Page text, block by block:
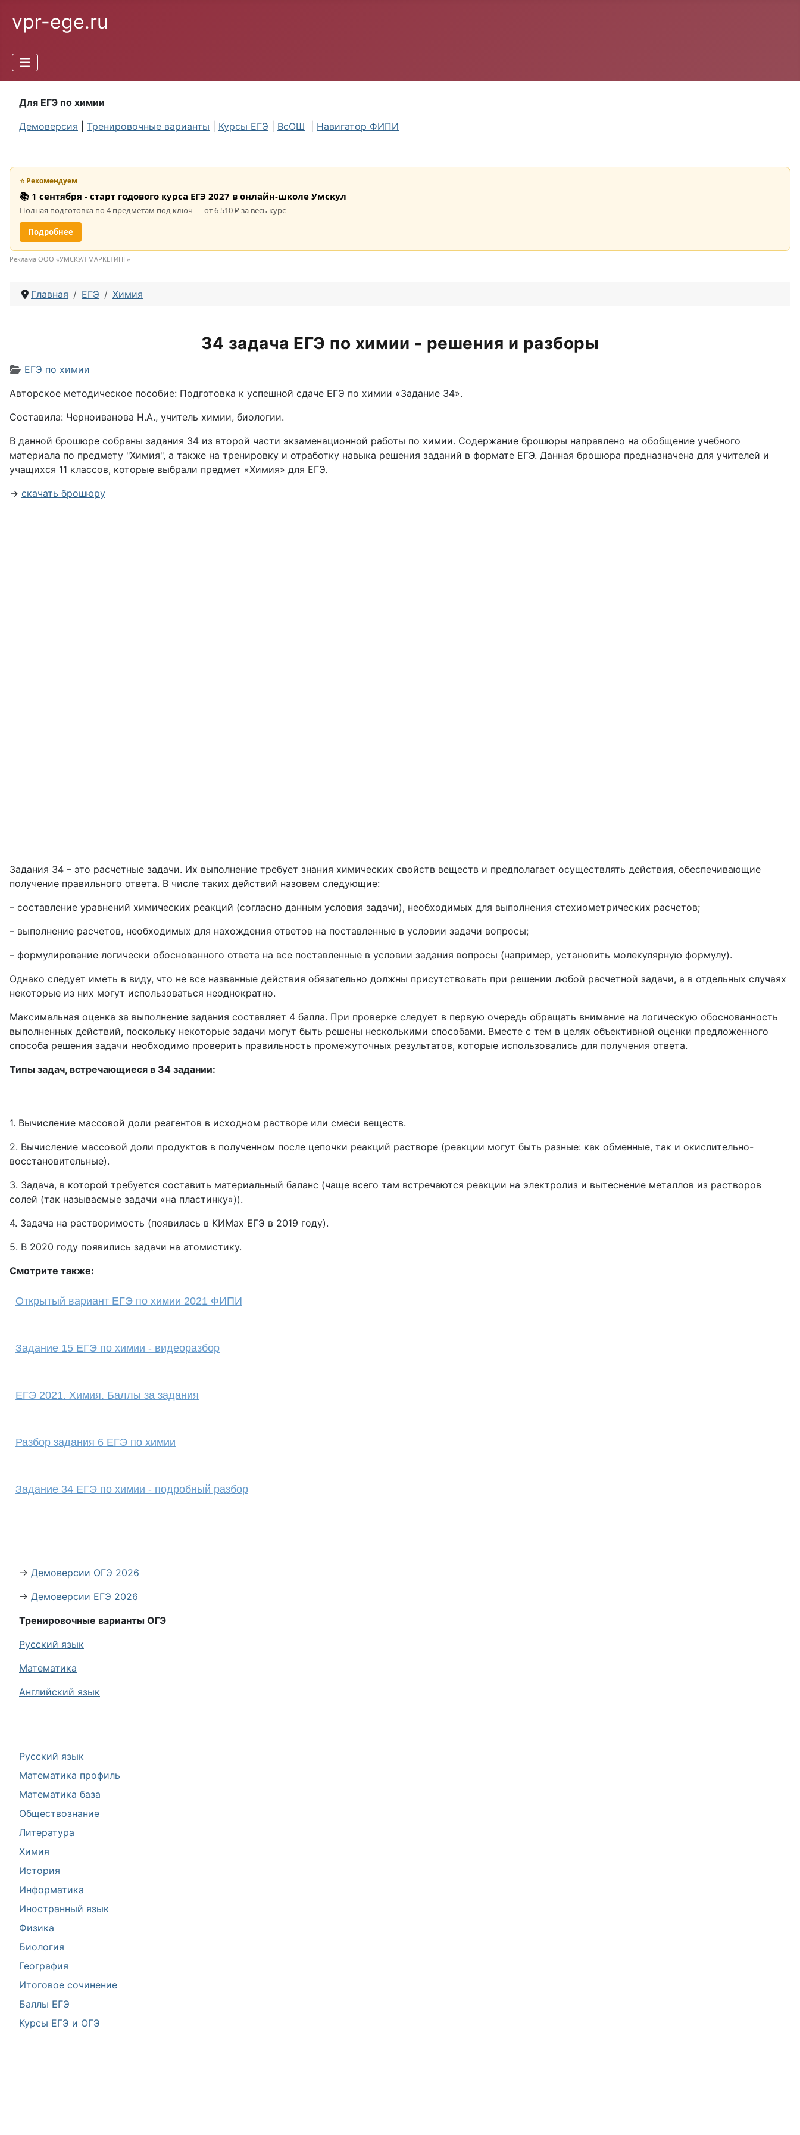
vpr-ege.ru
Для ЕГЭ по химии
Демоверсия
Тренировочные варианты Курсы ЕГЭ ВсОШ Навигатор ФИПИ
Русский язык
Математика профиль
Математика база
Обществознание
Литература
Химия
История
Информатика
Иностранный язык
Физика
Биология
География
Итоговое сочинение
Баллы ЕГЭ
Курсы ЕГЭ и ОГЭ
⭐ Рекомендуем
📚 1 сентября - старт годового курса ЕГЭ 2027 в онлайн-школе Умскул
Полная подготовка по 4 предметам под ключ — от 6 510 ₽ за весь курс
Подробнее
Реклама ООО «УМСКУЛ МАРКЕТИНГ»
Главная ЕГЭ Химия
34 задача ЕГЭ по химии - решения и разборы
Информация о материале
ЕГЭ по химии
Авторское методическое пособие: Подготовка к успешной сдаче ЕГЭ по химии «Задание 34».
Составила: Черноиванова Н.А., учитель химии, биологии.
В данной брошюре собраны задания 34 из второй части экзаменационной работы по химии. Содержание брошюры направлено на обобщение учебного
материала по предмету "Химия", а также на тренировку и отработку навыка решения заданий в формате ЕГЭ. Данная брошюра предназначена для учителей и
учащихся 11 классов, которые выбрали предмет «Химия» для ЕГЭ.
→ скачать брошюру
Задания 34 – это расчетные задачи. Их выполнение требует знания химических свойств веществ и предполагает осуществлять действия, обеспечивающие
получение правильного ответа. В числе таких действий назовем следующие:
– составление уравнений химических реакций (согласно данным условия задачи), необходимых для выполнения стехиометрических расчетов;
– выполнение расчетов, необходимых для нахождения ответов на поставленные в условии задачи вопросы;
– формулирование логически обоснованного ответа на все поставленные в условии задания вопросы (например, установить молекулярную формулу).
Однако следует иметь в виду, что не все названные действия обязательно должны присутствовать при решении любой расчетной задачи, а в отдельных случаях
некоторые из них могут использоваться неоднократно.
Максимальная оценка за выполнение задания составляет 4 балла. При проверке следует в первую очередь обращать внимание на логическую обоснованность
выполненных действий, поскольку некоторые задачи могут быть решены несколькими способами. Вместе с тем в целях объективной оценки предложенного
способа решения задачи необходимо проверить правильность промежуточных результатов, которые использовались для получения ответа.
Типы задач, встречающиеся в 34 задании:
1. Вычисление массовой доли реагентов в исходном растворе или смеси веществ.
2. Вычисление массовой доли продуктов в полученном после цепочки реакций растворе (реакции могут быть разные: как обменные, так и окислительно-
восстановительные).
3. Задача, в которой требуется составить материальный баланс (чаще всего там встречаются реакции на электролиз и вытеснение металлов из растворов
солей (так называемые задачи «на пластинку»)).
4. Задача на растворимость (появилась в КИМах ЕГЭ в 2019 году).
5. В 2020 году появились задачи на атомистику.
Смотрите также:
Открытый вариант ЕГЭ по химии 2021 ФИПИ
Задание 15 ЕГЭ по химии - видеоразбор
ЕГЭ 2021. Химия. Баллы за задания
Разбор задания 6 ЕГЭ по химии
Задание 34 ЕГЭ по химии - подробный разбор
→ Демоверсии ОГЭ 2026
→ Демоверсии ЕГЭ 2026
Тренировочные варианты ОГЭ
Русский язык
Математика
Английский язык